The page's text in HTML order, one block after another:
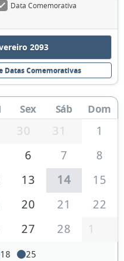
Data Comemorativa
2093
Datas Comemorativas
Sex Sáb Dom
30 31
1
6 7
8
13 14
15
20 21
22
27 28 1
18 25